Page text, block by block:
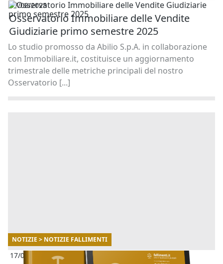
07/08/2025
Osservatorio Immobiliare delle Vendite
Giudiziarie primo semestre 2025
Lo studio promosso da Abilio S.p.A. in collaborazione
con Immobiliare.it, costituisce un aggiornamento
trimestrale delle metriche principali del nostro
Osservatorio [...]
NOTIZIE > NOTIZIE FALLIMENTI
17/07/2025